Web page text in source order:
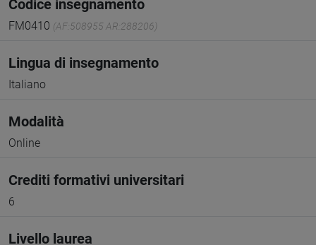
Codice insegnamento
FM0410 (AF:508955 AR:288206)
Lingua di insegnamento
Italiano
Modalità
Online
Crediti formativi universitari
6
Livello laurea